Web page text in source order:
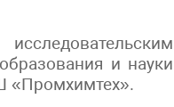
и науки
«Промхимтех».